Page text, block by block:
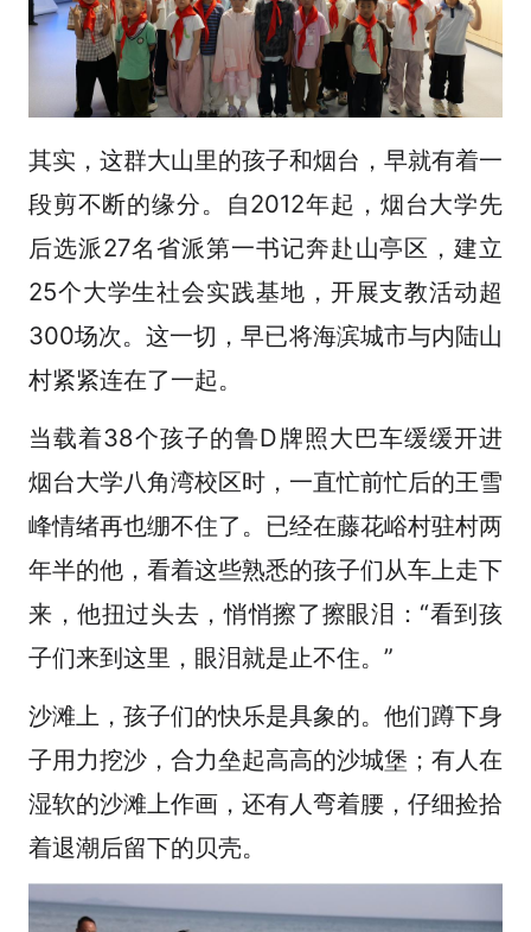
其实，这群大山里的孩子和烟台，早就有着一
段剪不断的缘分。自2012年起，烟台大学先
后选派27名省派第一书记奔赴山亭区，建立
25个大学生社会实践基地，开展支教活动超
300场次。这一切，早已将海滨城市与内陆山
村紧紧连在了一起。
当载着38个孩子的鲁D牌照大巴车缓缓开进
烟台大学八角湾校区时，一直忙前忙后的王雪
峰情绪再也绷不住了。已经在藤花峪村驻村两
年半的他，看着这些熟悉的孩子们从车上走下
来，他扭过头去，悄悄擦了擦眼泪：“看到孩
子们来到这里，眼泪就是止不住。”
沙滩上，孩子们的快乐是具象的。他们蹲下身
子用力挖沙，合力垒起高高的沙城堡；有人在
湿软的沙滩上作画，还有人弯着腰，仔细捡拾
着退潮后留下的贝壳。